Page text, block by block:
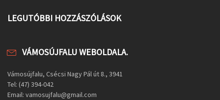
LEGUTÓBBI HOZZÁSZÓLÁSOK
VÁMOSÚJFALU WEBOLDALA.
Vámosújfalu, Csécsi Nagy Pál út 8., 3941
Tel: (47) 394-042
Email: vamosujfalu@gmail.com